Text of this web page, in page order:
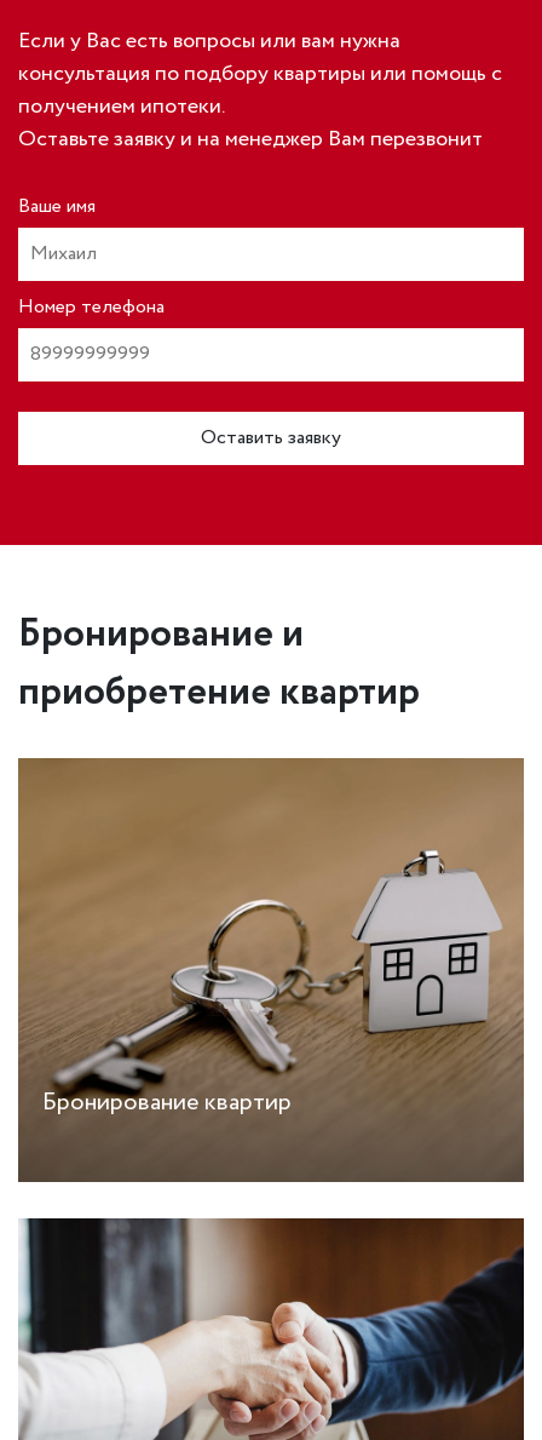
Если у Вас есть вопросы или вам нужна
консультация по подбору квартиры или помощь с
получением ипотеки.
Оставьте заявку и на менеджер Вам перезвонит
Ваше имя
Номер телефона
Оставить заявку
Бронирование и
приобретение квартир
Бронирование квартир